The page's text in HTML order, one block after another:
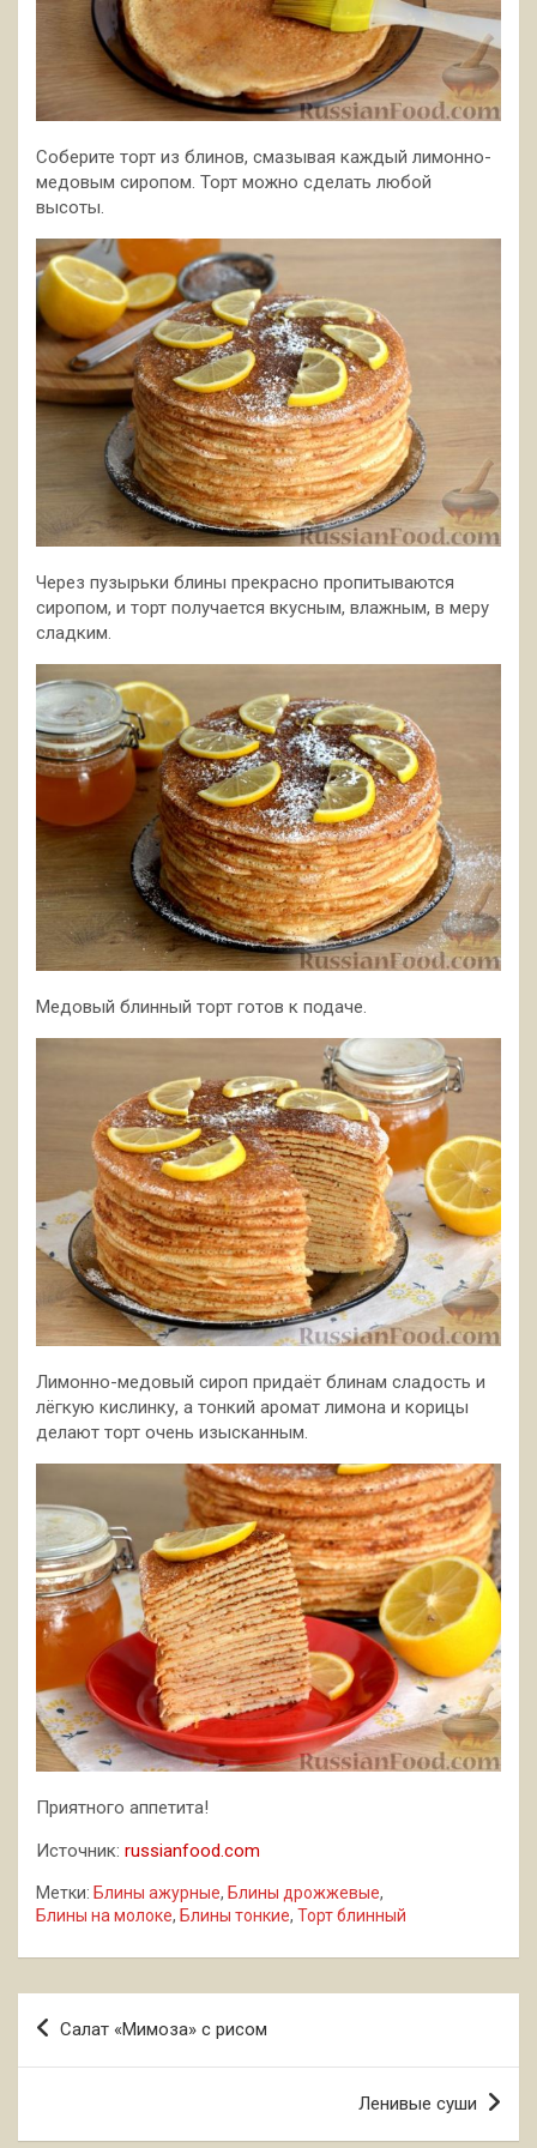
Соберите торт из блинов, смазывая каждый лимонно-
медовым сиропом. Торт можно сделать любой
высоты.
Через пузырьки блины прекрасно пропитываются
сиропом, и торт получается вкусным, влажным, в меру
сладким.
Медовый блинный торт готов к подаче.
Лимонно-медовый сироп придаёт блинам сладость и
лёгкую кислинку, а тонкий аромат лимона и корицы
делают торт очень изысканным.
Приятного аппетита!
Источник: russianfood.com
Метки: Блины ажурные, Блины дрожжевые,
Блины на молоке, Блины тонкие, Торт блинный
Навигация
Салат «Мимоза» с рисом
Ленивые суши